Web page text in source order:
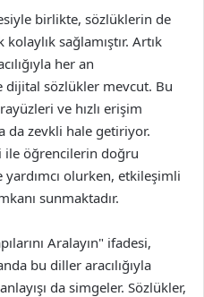
birlikte, sözlüklerin de
sağlamıştır. Artık
her an
dijital sözlükler mevcut. Bu
ve hızlı erişim
da zevkli hale getiriyor.
ile öğrencilerin doğru
olurken, etkileşimli
sunmaktadır.
Aralayın" ifadesi,
bu diller aracılığıyla
da simgeler. Sözlükler,